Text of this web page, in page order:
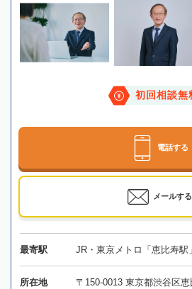
初回相談無
電話する
メールする
最寄駅 JR・東京メトロ「恵比寿駅
所在地
〒150-0013 東京都渋谷区